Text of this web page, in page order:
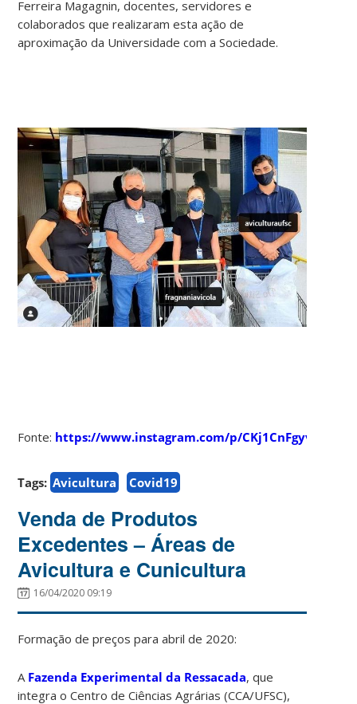
Ferreira Magagnin, docentes, servidores e
colaborados que realizaram esta ação de
aproximação da Universidade com a Sociedade.
Fonte: https://www.instagram.com/p/CKj1CnFgyvL/
Tags: Avicultura Covid19
Venda de Produtos
Excedentes – Áreas de
Avicultura e Cunicultura
16/04/2020 09:19
Formação de preços para abril de 2020:
A Fazenda Experimental da Ressacada, que
integra o Centro de Ciências Agrárias (CCA/UFSC),